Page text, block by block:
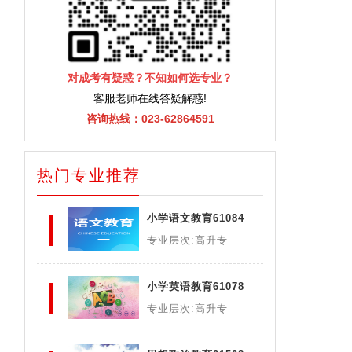
对成考有疑惑？不知如何选专业？
客服老师在线答疑解惑!
咨询热线：023-62864591
热门专业推荐
小学语文教育61084
专业层次:高升专
小学英语教育61078
专业层次:高升专